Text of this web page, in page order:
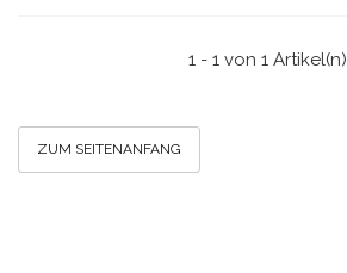
1 - 1 von 1 Artikel(n)
ZUM SEITENANFANG